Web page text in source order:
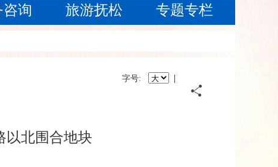
询 旅游抚松 专题专栏
字号: |
以北围合地块